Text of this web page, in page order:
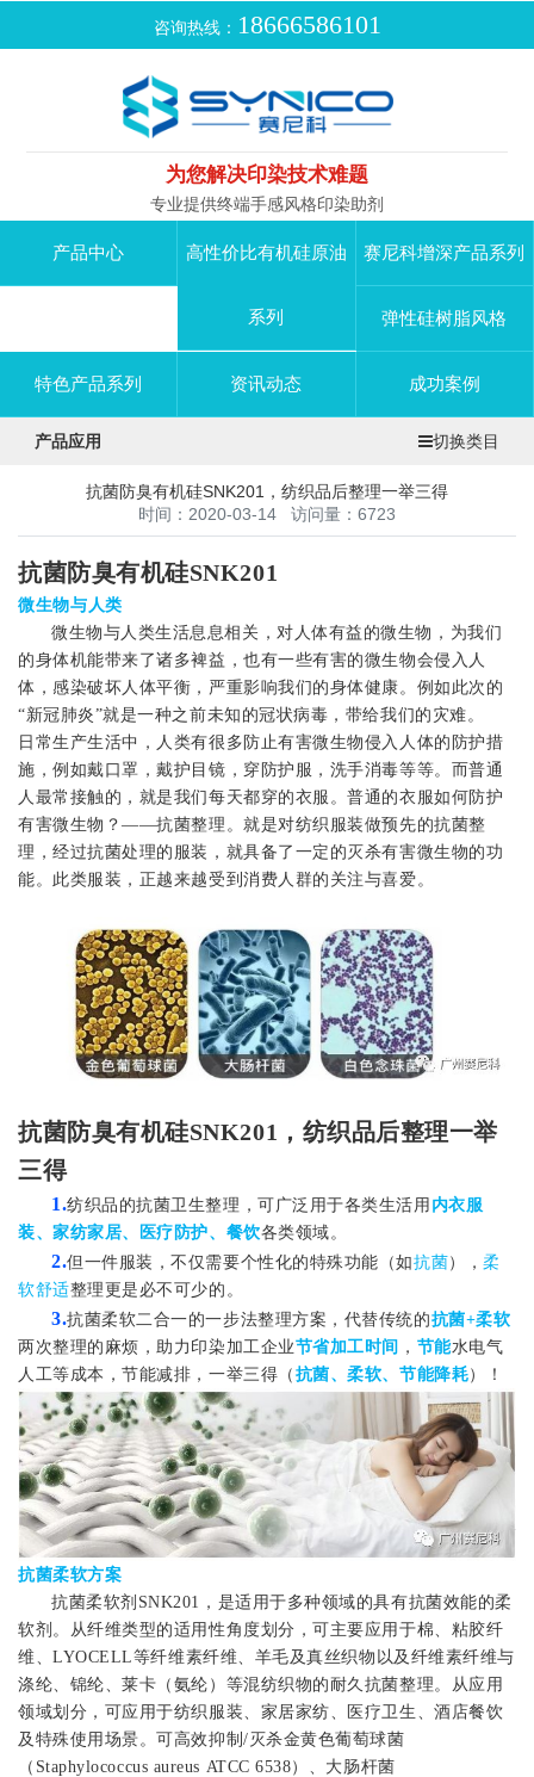
咨询热线： 18666586101
为您解决印染技术难题
专业提供终端手感风格印染助剂
产品中心 高性价比有机硅原油
系列
赛尼科增深产品系列
弹性硅树脂风格
特色产品系列 资讯动态 成功案例
产品应用 切换类目
抗菌防臭有机硅SNK201，纺织品后整理一举三得
时间：2020-03-14 访问量：6723
抗菌防臭有机硅SNK201
微生物与人类
微生物与人类生活息息相关，对人体有益的微生物，为我们
的身体机能带来了诸多裨益，也有一些有害的微生物会侵入人
体，感染破坏人体平衡，严重影响我们的身体健康。例如此次的
“新冠肺炎”就是一种之前未知的冠状病毒，带给我们的灾难。
日常生产生活中，人类有很多防止有害微生物侵入人体的防护措
施，例如戴口罩，戴护目镜，穿防护服，洗手消毒等等。而普通
人最常接触的，就是我们每天都穿的衣服。普通的衣服如何防护
有害微生物？——抗菌整理。就是对纺织服装做预先的抗菌整
理，经过抗菌处理的服装，就具备了一定的灭杀有害微生物的功
能。此类服装，正越来越受到消费人群的关注与喜爱。
抗菌防臭有机硅SNK201，纺织品后整理一举
三得
1.纺织品的抗菌卫生整理，可广泛用于各类生活用 内衣服
装、家纺家居、医疗防护、餐饮各类领域。
2.但一件服装，不仅需要个性化的特殊功能（如抗菌），柔
软舒适整理更是必不可少的。
3.抗菌柔软二合一的一步法整理方案，代替传统的抗菌+柔软
两次整理的麻烦，助力印染加工企业节省加工时间 ， 节能水电气
人工等成本，节能减排，一举三得（ 抗菌、柔软、节能降耗）！
抗菌柔软方案
抗菌柔软剂SNK201，是适用于多种领域的具有抗菌效能的柔
软剂。从纤维类型的适用性角度划分，可主要应用于棉、粘胶纤
维、LYOCELL等纤维素纤维、羊毛及真丝织物以及纤维素纤维与
涤纶、锦纶、莱卡（氨纶）等混纺织物的耐久抗菌整理。从应用
领域划分，可应用于纺织服装、家居家纺、医疗卫生、酒店餐饮
及特殊使用场景。可高效抑制/灭杀金黄色葡萄球菌
（Staphylococcus aureus ATCC 6538）、大肠杆菌